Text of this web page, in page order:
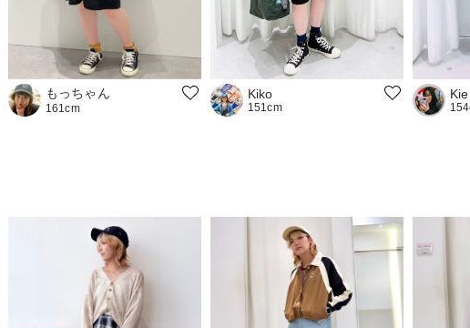
もっちゃん
161cm
Kiko
151cm
Kie